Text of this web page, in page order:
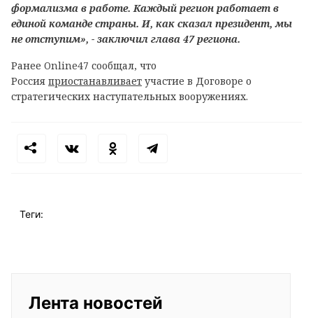
формализма в работе. Каждый регион работает в
единой команде страны. И, как сказал президент, мы
не отступим», - заключил глава 47 региона.
Ранее Online47 сообщал, что
Россия приостанавливает участие в Договоре о
стратегических наступательных вооружениях.
Теги:
Лента новостей